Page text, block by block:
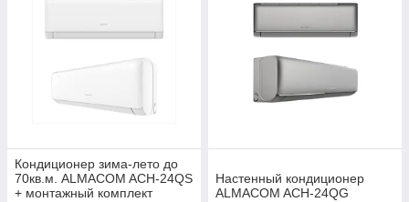
Кондиционер зима-лето до
70кв.м. ALMACOM ACH-24QS
+ монтажный комплект
Настенный кондиционер
ALMACOM ACH-24QG